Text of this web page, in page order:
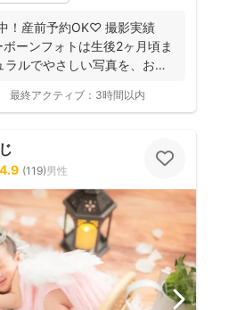
！産前予約OK♡ 撮影実績
ーンフォトは生後2ヶ月頃ま
ルでやさしい写真を、お子
最終アクティブ： 3時間以内
4.9 (119)男性